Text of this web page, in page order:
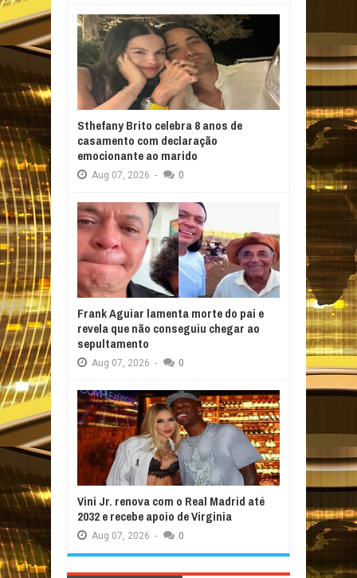
Sthefany Brito celebra 8 anos de
casamento com declaração
emocionante ao marido
Aug 07, 2026 - 0
Frank Aguiar lamenta morte do pai e
revela que não conseguiu chegar ao
sepultamento
Aug 07, 2026 - 0
Vini Jr. renova com o Real Madrid até
2032 e recebe apoio de Virginia
Aug 07, 2026 - 0